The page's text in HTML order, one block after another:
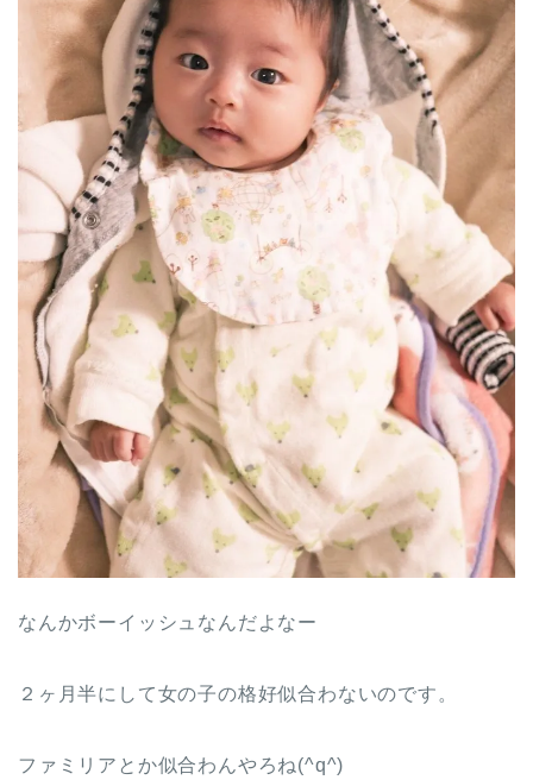
なんかボーイッシュなんだよなー
２ヶ月半にして女の子の格好似合わないのです。
ファミリアとか似合わんやろね(^q^)